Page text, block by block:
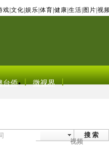
戏 文化 娱乐 体育 健康 生活 图片 视
台侨 微视界
搜 索
视频